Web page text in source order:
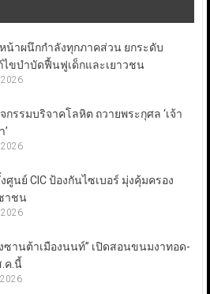
น้าผนึกกำลังทุกภาคส่วน ยกระดับ
ไขบำบัดฟื้นฟูเด็กและเยาวชน
รรมบริจาคโลหิต ถวายพระกุศล ‘เจ้า
ศูนย์ CIC ป้องกันไซเบอร์ มุ่งคุ้มครอง
าชน
ซานต้าเมืองนนท์” เปิดสอนขนมงาทอด-
.ค.นี้